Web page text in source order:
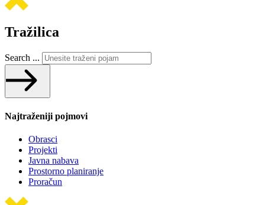
Tražilica
Search ...
Najtraženiji pojmovi
Obrasci
Projekti
Javna nabava
Prostorno planiranje
Proračun